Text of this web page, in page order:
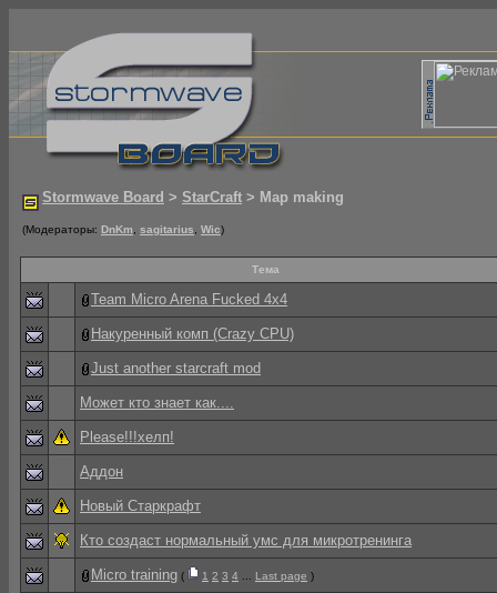
Stormwave Board > StarCraft > Map making
(Модераторы: DnKm sagitarius Wic)
Тема
Team Micro Arena Fucked 4x4
Накуренный комп (Crazy CPU)
Just another starcraft mod
Может кто знает как....
Please!!!хелп!
Аддон
Новый Старкрафт
Кто создаст нормальный умс для микротренинга
Micro training ( 1 2 3 4 Last page )